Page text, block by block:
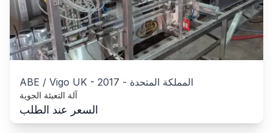
ABE / Vigo UK - 2017 - المملكة المتحدة
آلة التعبئة الجوية
السعر عند الطلب